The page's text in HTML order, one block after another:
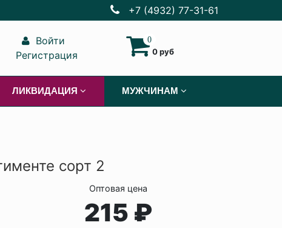
+7 (4932) 77-31-61
Войти
Регистрация
0
0 руб
ЛИКВИДАЦИЯ МУЖЧИНАМ
сорт 2
Оптовая цена
215 ₽